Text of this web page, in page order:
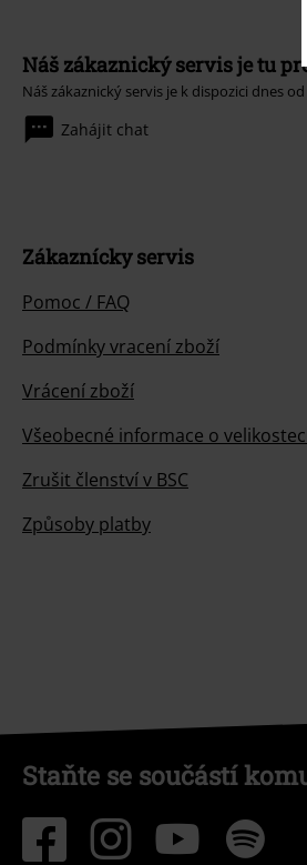
Náš zákaznický servis je tu
Náš zákaznický servis je k dispozici dnes
Zahájit chat
Zákaznícky servis
Pomoc / FAQ
Podmínky vracení zboží
Vrácení zboží
Všeobecné informace o
Zrušit členství v BSC
Způsoby platby
Staňte se součástí